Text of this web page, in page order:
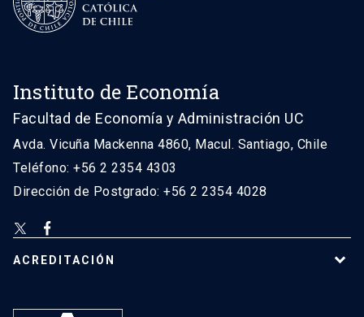
Instituto de Economía
Facultad de Economía y Administración UC
Avda. Vicuña Mackenna 4860, Macul. Santiago, Chile
Teléfono: +56 2 2354 4303
Dirección de Postgrado: +56 2 2354 4028
ACREDITACIÓN